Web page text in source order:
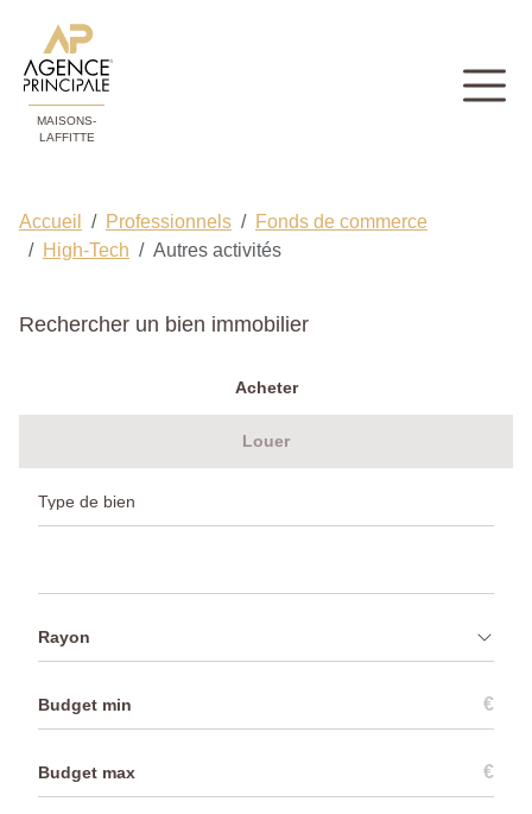
MAISONS-
LAFFITTE
Accueil Professionnels
Fonds de commerce
High-Tech
Autres activités
Rechercher un bien immobilier
Acheter
Louer
Rayon
€
€